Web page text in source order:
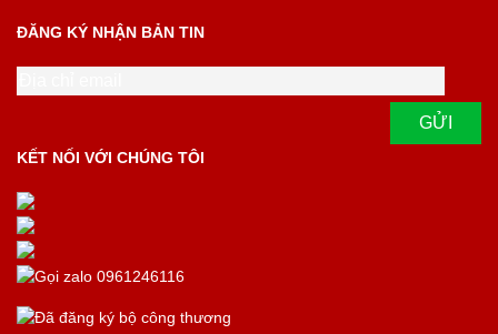
ĐĂNG KÝ NHẬN BẢN TIN
KẾT NỐI VỚI CHÚNG TÔI